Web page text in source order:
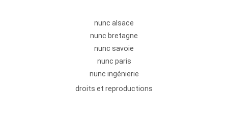
nunc alsace
nunc bretagne
nunc savoie
nunc paris
nunc ingénierie
droits et reproductions